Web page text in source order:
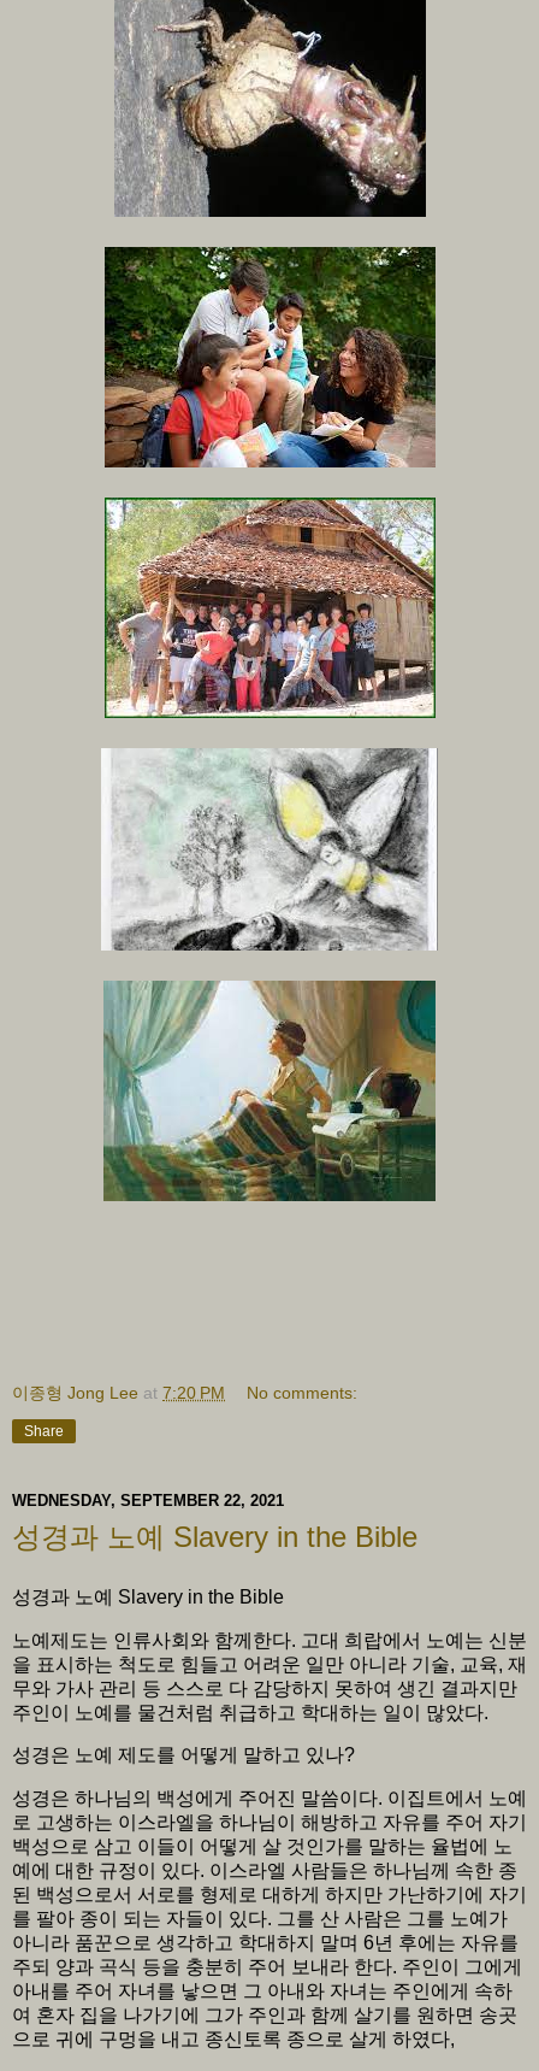
이종형 Jong Lee at 7:20 PM No comments:
Share
WEDNESDAY, SEPTEMBER 22, 2021
성경과 노예 Slavery in the Bible
성경과 노예 Slavery in the Bible
노예제도는 인류사회와 함께한다. 고대 희랍에서 노예는 신분
을 표시하는 척도로 힘들고 어려운 일만 아니라 기술, 교육, 재
무와 가사 관리 등 스스로 다 감당하지 못하여 생긴 결과지만
주인이 노예를 물건처럼 취급하고 학대하는 일이 많았다.
성경은 노예 제도를 어떻게 말하고 있나?
성경은 하나님의 백성에게 주어진 말씀이다. 이집트에서 노예
로 고생하는 이스라엘을 하나님이 해방하고 자유를 주어 자기
백성으로 삼고 이들이 어떻게 살 것인가를 말하는 율법에 노
예에 대한 규정이 있다. 이스라엘 사람들은 하나님께 속한 종
된 백성으로서 서로를 형제로 대하게 하지만 가난하기에 자기
를 팔아 종이 되는 자들이 있다. 그를 산 사람은 그를 노예가
아니라 품꾼으로 생각하고 학대하지 말며 6년 후에는 자유를
주되 양과 곡식 등을 충분히 주어 보내라 한다. 주인이 그에게
아내를 주어 자녀를 낳으면 그 아내와 자녀는 주인에게 속하
여 혼자 집을 나가기에 그가 주인과 함께 살기를 원하면 송곳
으로 귀에 구멍을 내고 종신토록 종으로 살게 하였다,